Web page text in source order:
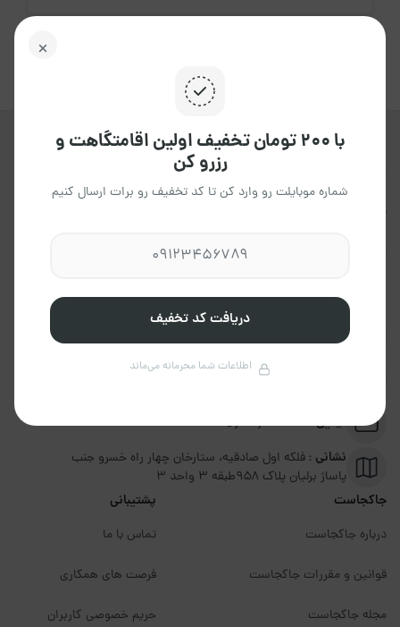
جاکجاست یک پلتفرم آنلاین هوشمند ،
برای اجاره انواع اقامتگاه ها ، در تمامی
تلفن :
ایمیل :info@jakojast.com
نشانی :فلکه اول صادقیه، ستارخان چهار راه خسرو جنب
پاساژ برلیان پلاک ۹۵۸طبقه 3 واحد 3
جاکجاست
درباره جاکجاست
قوانین و مقررات جاکجاست
مجله جاکجاست
پشتیبانی
تماس با ما
فرصت های همکاری
حریم خصوصی کاربران
با ۲۰۰ تومان تخفیف اولین اقامتگاهت و
رزرو کن
شماره موبایلت رو وارد کن تا کد تخفیف رو برات ارسال کنیم
دریافت کد تخفیف
اطلاعات شما محرمانه می‌ماند